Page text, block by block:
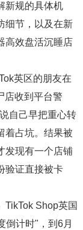
新规的具体机
细节，以及在新
高效盘活沉睡店
英区的朋友在
店收到平台警
自己早把重心转
着占坑。结果被
发现有一个店铺
验证直接被卡
Shop英国
倒计时"，到6月